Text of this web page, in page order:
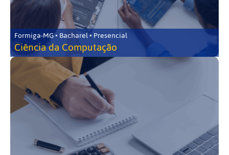
Formiga-MG • Bacharel • Presencial
Ciência da Computação